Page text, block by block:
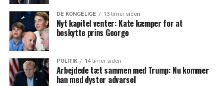
DE KONGELIGE 13 timer siden
Nyt kapitel venter: Kate kæmper for at
beskytte prins George
POLITIK 14 timer siden
Arbejdede tæt sammen med Trump: Nu kommer
han med dyster advarsel